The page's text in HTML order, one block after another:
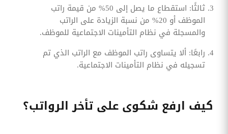
ثالثًا: استقطاع ما يصل إلى 50% من قيمة راتب
الموظف أو 20% من نسبة الزيادة على الراتب
والمسجلة في نظام التأمينات الاجتماعية للموظف.
رابعًا: ألا يتساوى راتب الموظف مع الراتب الذي تم
تسجيله في نظام التأمينات الاجتماعية.
كيف ارفع شكوى على تأخر الرواتب؟